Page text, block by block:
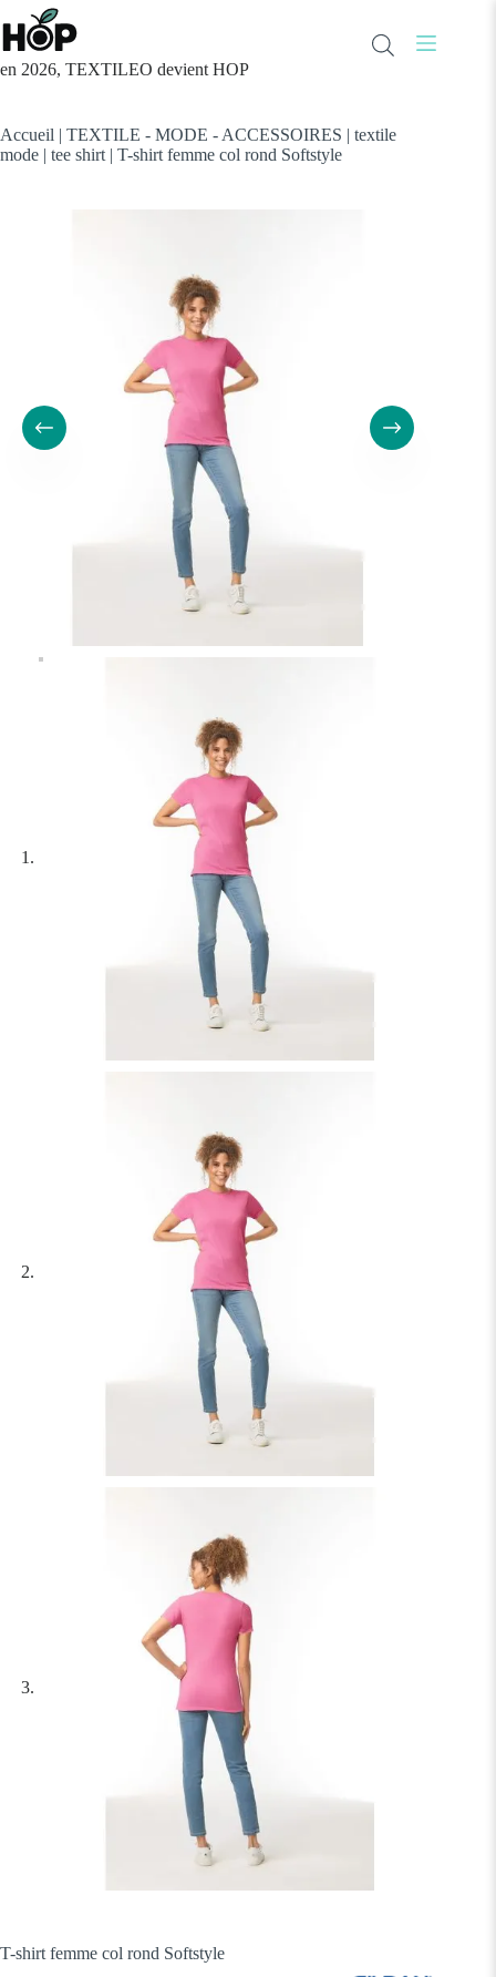
Passer
au
contenu
en 2026, TEXTILEO devient HOP
Accueil | TEXTILE - MODE - ACCESSOIRES | textile
mode | tee shirt | T-shirt femme col rond Softstyle
T-shirt femme col rond Softstyle